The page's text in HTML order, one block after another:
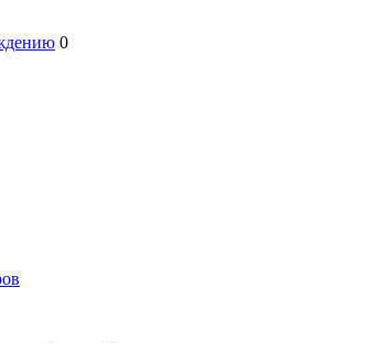
0